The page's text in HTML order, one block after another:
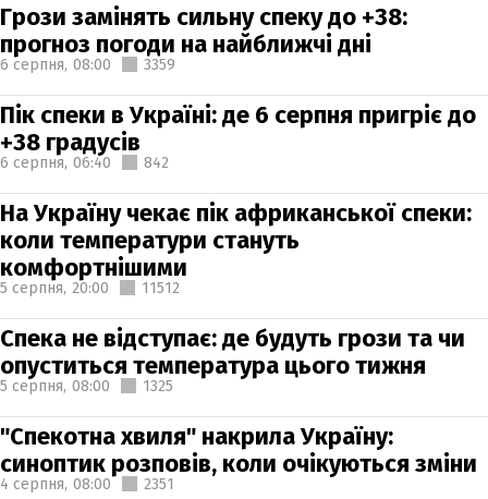
Грози замінять сильну спеку до +38:
прогноз погоди на найближчі дні
6 серпня, 08:00 3359
Пік спеки в Україні: де 6 серпня пригріє до
+38 градусів
6 серпня, 06:40 842
На Україну чекає пік африканської спеки:
коли температури стануть
комфортнішими
5 серпня, 20:00 11512
Спека не відступає: де будуть грози та чи
опуститься температура цього тижня
5 серпня, 08:00 1325
"Спекотна хвиля" накрила Україну:
синоптик розповів, коли очікуються зміни
4 серпня, 08:00 2351